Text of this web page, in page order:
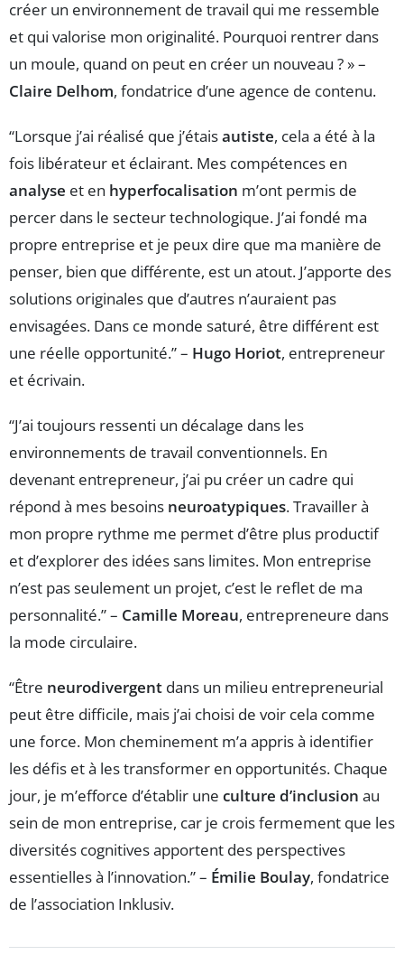
créer un environnement de travail qui me ressemble
et qui valorise mon originalité. Pourquoi rentrer dans
un moule, quand on peut en créer un nouveau ? » –
Claire Delhom, fondatrice d’une agence de contenu.
“Lorsque j’ai réalisé que j’étaisautiste, cela a été à la
fois libérateur et éclairant. Mes compétences en
analyse et en hyperfocalisation m’ont permis de
percer dans le secteur technologique. J’ai fondé ma
propre entreprise et je peux dire que ma manière de
penser, bien que différente, est un atout. J’apporte des
solutions originales que d’autres n’auraient pas
envisagées. Dans ce monde saturé, être différent est
une réelle opportunité.” – Hugo Horiot, entrepreneur
et écrivain.
“J’ai toujours ressenti un décalage dans les
environnements de travail conventionnels. En
devenant entrepreneur, j’ai pu créer un cadre qui
répond à mes besoins neuroatypiques. Travailler à
mon propre rythme me permet d’être plus productif
et d’explorer des idées sans limites. Mon entreprise
n’est pas seulement un projet, c’est le reflet de ma
personnalité.” – Camille Moreau, entrepreneure dans
la mode circulaire.
“Être neurodivergent dans un milieu entrepreneurial
peut être difficile, mais j’ai choisi de voir cela comme
une force. Mon cheminement m’a appris à identifier
les défis et à les transformer en opportunités. Chaque
jour, je m’efforce d’établir une culture d’inclusion au
sein de mon entreprise, car je crois fermement que les
diversités cognitives apportent des perspectives
essentielles à l’innovation.” – Émilie Boulay, fondatrice
de l’association Inklusiv.